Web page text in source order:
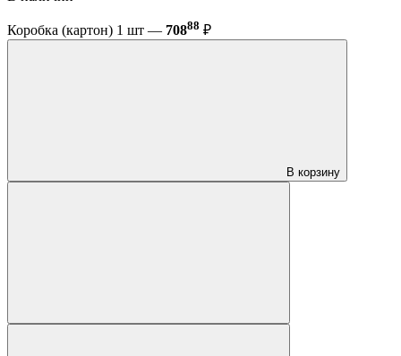
Коробка (картон) 1 шт — 70888 ₽
В корзину